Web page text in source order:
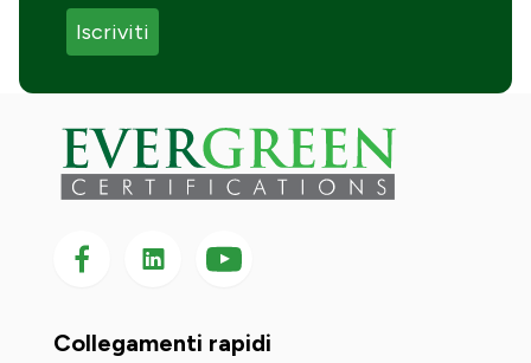
Seguici su Facebook
Seguici su LinkedIn
Seguici
su
Collegamenti rapidi